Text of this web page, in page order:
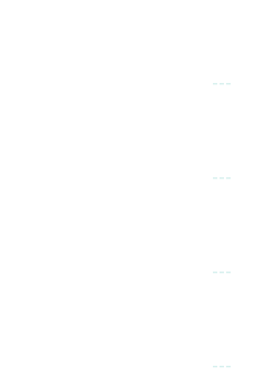
---
---
---
---